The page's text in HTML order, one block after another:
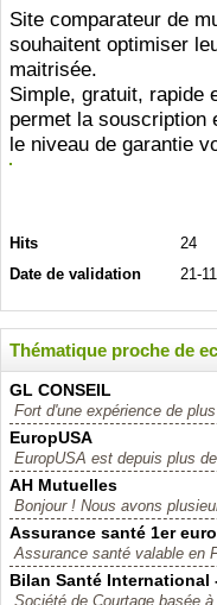
Site comparateur de
souhaitent optimiser
maitrisée.
Simple, gratuit, rapide
permet la souscription
le niveau de garantie
Hits
24
Date de validation
21-
Thématique proche de
GL CONSEIL
Fort d'une expérience de
EuropUSA
EuropUSA est depuis plus
AH Mutuelles
Bonjour ! Nous avons
Assurance santé 1er euro
Assurance santé valable en
Bilan Santé
Société de Courtage basée